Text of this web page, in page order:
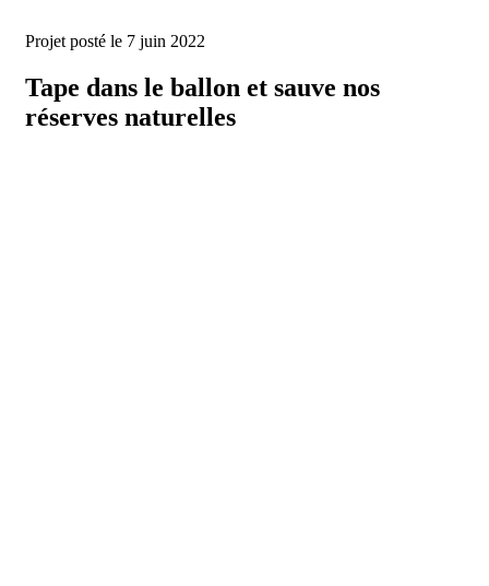
Projet posté le 7 juin 2022
Tape dans le ballon et sauve nos
réserves naturelles